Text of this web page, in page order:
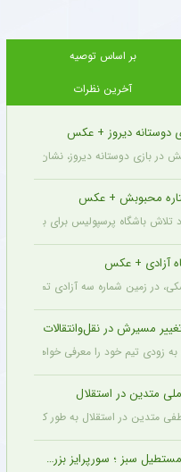
بر اساس توصیه
آخرین نظرات
دوستانه دیروز + عکس
در بازی دوستانه دیروز، نشان داد
محبوبش + عکس
تلاش باشگاه پرسپولیس برای بازگشت
آزادی + عکس
در زمین شماره سه آزادی تمرین کرد.
مسیرش در نقل‌وانتقالات
زودی تیم خود را معرفی خواهد کرد.
متدین در استقلال
متدین در استقلال به طور کامل
بزرگ در راه است ؟ + جزئیات